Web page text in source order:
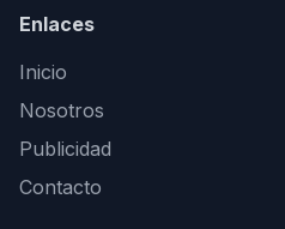
Enlaces
Inicio
Nosotros
Publicidad
Contacto